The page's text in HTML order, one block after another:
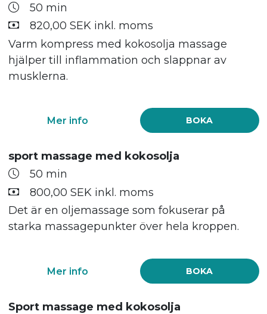
50 min
820,00 SEK inkl. moms
Varm kompress med kokosolja massage
hjälper till inflammation och slappnar av
musklerna.
BOKA
Mer info
sport massage med kokosolja
50 min
800,00 SEK inkl. moms
Det är en oljemassage som fokuserar på
starka massagepunkter över hela kroppen.
BOKA
Mer info
Sport massage med kokosolja